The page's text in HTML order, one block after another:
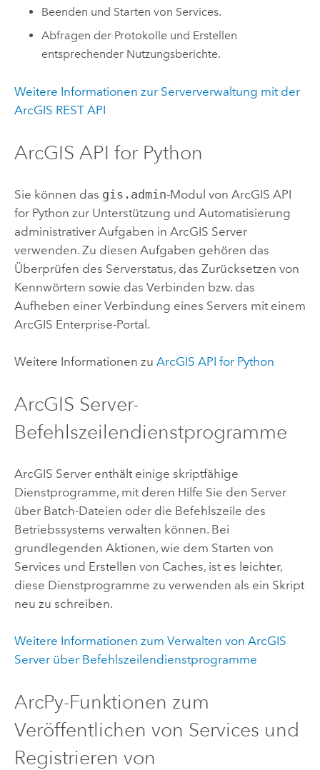
Beenden und Starten von Services.
Abfragen der Protokolle und Erstellen
entsprechender Nutzungsberichte.
Weitere Informationen zur Serververwaltung mit der
ArcGIS REST API
ArcGIS API for Python
Sie können das gis.admin-Modul von ArcGIS API
for Python zur Unterstützung und Automatisierung
administrativer Aufgaben in ArcGIS Server
verwenden. Zu diesen Aufgaben gehören das
Überprüfen des Serverstatus, das Zurücksetzen von
Kennwörtern sowie das Verbinden bzw. das
Aufheben einer Verbindung eines Servers mit einem
ArcGIS Enterprise-Portal.
Weitere Informationen zu ArcGIS API for Python
ArcGIS Server-
Befehlszeilendienstprogramme
ArcGIS Serverenthält einige skriptfähige
Dienstprogramme, mit deren Hilfe Sie den Server
über Batch-Dateien oder die Befehlszeile des
Betriebssystems verwalten können. Bei
grundlegenden Aktionen, wie dem Starten von
Services und Erstellen von Caches, ist es leichter,
diese Dienstprogramme zu verwenden als ein Skript
neu zu schreiben.
Weitere Informationen zum Verwalten von ArcGIS
Server über Befehlszeilendienstprogramme
ArcPy-Funktionen zum
Veröffentlichen von Services und
Registrieren von